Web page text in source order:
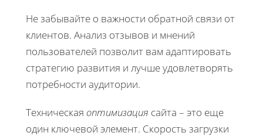
Не забывайте о важности обратной связи от
клиентов. Анализ отзывов и мнений
пользователей позволит вам адаптировать
стратегию развития и лучше удовлетворять
потребности аудитории.
Техническая оптимизация сайта – это еще
один ключевой элемент. Скорость загрузки